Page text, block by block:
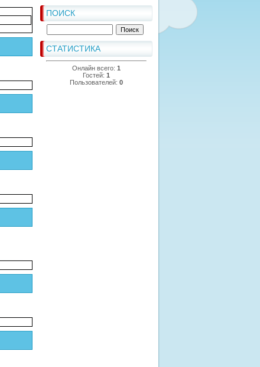
ПОИСК
СТАТИСТИКА
Онлайн всего: 1
Гостей: 1
Пользователей: 0